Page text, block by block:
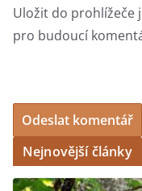
Uložit do prohlížeče
pro budoucí
Nejnovější články